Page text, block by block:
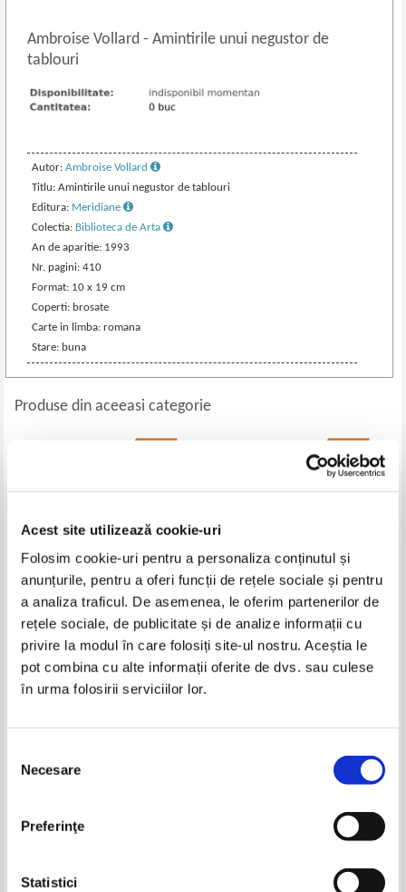
Acest site utilizează cookie-uri
Folosim cookie-uri pentru a personaliza conținutul și
anunțurile, pentru a oferi funcții de rețele sociale și pentru
a analiza traficul. De asemenea, le oferim partenerilor de
rețele sociale, de publicitate și de analize informații cu
privire la modul în care folosiți site-ul nostru. Aceștia le
pot combina cu alte informații oferite de dvs. sau culese
în urma folosirii serviciilor lor.
consimțământului
Necesare
Preferinţe
Statistici
Ambroise Vollard- Amintirile unui negustor de
tablouri
Autor:Ambroise Vollard
Titlu: Amintirile unui negustor de tablouri
Editura: Meridiane
Colectia: Biblioteca de Arta
An de aparitie: 1993
Nr. pagini: 410
Format: 10 x 19 cm
Coperti: brosate
Carte in limba: romana
Stare: buna
Produse din aceeasi categorie
Hippolyte Taine - Filosofia artei
Pret:12,00Lei 7,20 Lei
Adaugă în coș
J. A. Gaya Nuno - Istoria artei
Pret: 10,00Lei 8,00 Lei